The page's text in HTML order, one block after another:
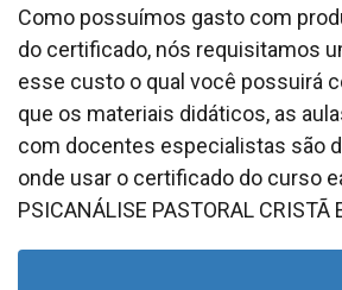
Como possuímos gasto com
do certificado, nós requisitamos
esse custo o qual você possuirá
que os materiais didáticos, as
com docentes especialistas são
onde usar o certificado do curso
PSICANÁLISE PASTORAL CRISTÃ